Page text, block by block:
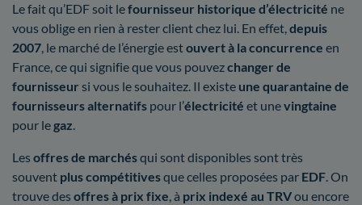
Le fait qu’EDF soit lefournisseur historique d’électricité ne
vous oblige en rien à rester client chez lui. En effet,depuis
2007, le marché de l’énergie estouvert à la concurrence en
France, ce qui signifie que vous pouvezchanger de
fournisseur si vous le souhaitez. Il existe une quarantaine de
fournisseurs alternatifs pour l’électricité et unevingtaine
pour legaz.
Les offres de marchésqui sont disponibles sont très
souvent plus compétitivesque celles proposées par EDF. On
trouve des offres à prix fixe, à prix indexé au TRVou encore